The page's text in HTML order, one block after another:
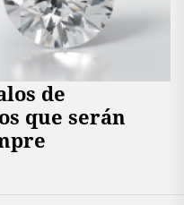
de
que serán